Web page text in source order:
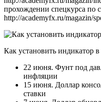
прохождении спецкурса по
http://academyfx.ru/magazin/
Как установить индикатор
22 июня. Фунт под
инфляции
15 июня. Доллар
ставки